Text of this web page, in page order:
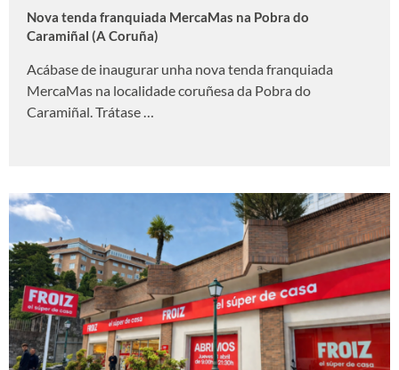
Nova tenda franquiada MercaMas na Pobra do
Caramiñal (A Coruña)
Acábase de inaugurar unha nova tenda franquiada
MercaMas na localidade coruñesa da Pobra do
Caramiñal. Trátase …